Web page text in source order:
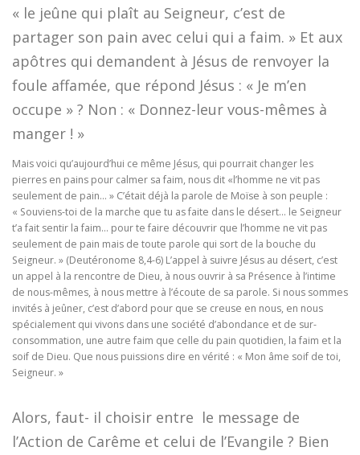
« le jeûne qui plaît au Seigneur, c’est de
partager son pain avec celui qui a faim. » Et aux
apôtres qui demandent à Jésus de renvoyer la
foule affamée, que répond Jésus : « Je m’en
occupe » ? Non : « Donnez-leur vous-mêmes à
manger ! »
Mais voici qu’aujourd’hui ce même Jésus, qui pourrait changer les
pierres en pains pour calmer sa faim, nous dit «l’homme ne vit pas
seulement de pain… » C’était déjà la parole de Moïse à son peuple :
« Souviens-toi de la marche que tu as faite dans le désert… le Seigneur
t’a fait sentir la faim… pour te faire découvrir que l’homme ne vit pas
seulement de pain mais de toute parole qui sort de la bouche du
Seigneur. » (Deutéronome 8,4-6) L’appel à suivre Jésus au désert, c’est
un appel à la rencontre de Dieu, à nous ouvrir à sa Présence à l’intime
de nous-mêmes, à nous mettre à l’écoute de sa parole. Si nous sommes
invités à jeûner, c’est d’abord pour que se creuse en nous, en nous
spécialement qui vivons dans une société d’abondance et de sur-
consommation, une autre faim que celle du pain quotidien, la faim et la
soif de Dieu. Que nous puissions dire en vérité : « Mon âme soif de toi,
Seigneur. »
Alors, faut- il choisir entre le message de
l’Action de Carême et celui de l’Evangile ? Bien